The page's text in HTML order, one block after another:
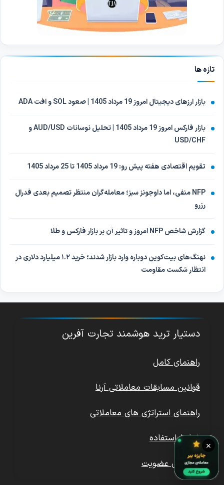
تازه ها
بازار ارزهای دیجیتال امروز 19 مرداد 1405 | صعود SOL و افت ADA
بازار فارکس امروز 19 مرداد 1405 | تحلیل نوسانات AUD/USD و
USD/CHF
تقویم اقتصادی هفته پیش رو: 19 مرداد 1405 تا 25 مرداد 1405
NFP منفی، اما داوجونز سبز؛ معامله‌گران منتظر تصمیم بعدی فدرال
رزرو
گزارش شاخص NFP امروز و تاثیر آن بر بازار فارکس و طلا
نهنگ‌های بیت‌کوین دوباره وارد بازار شدند؛ خرید ۱.۲ میلیارد دلاری در
انتظار شکست مقاومت
دستیار ترید هوشمند تجارت آفرین
راهنمای کامل
قوانین مسابقات معاملاتی آرنا
راهنمای استراتژی های معاملاتی
شرایط استفاده
پلن های عضویت
×